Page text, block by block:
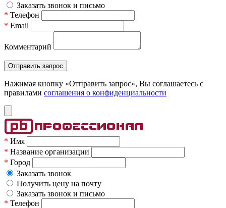
Заказать звонок и письмо
* Телефон
* Email
Комментарий
Нажимая кнопку «Отправить запрос», Вы соглашаетесь c
правилами соглашения о конфиденциальности
* Имя
* Название организации
* Город
Заказать звонок
Получить цену на почту
Заказать звонок и письмо
* Телефон